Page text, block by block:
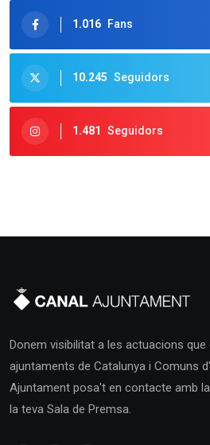
1.016 Fans
10.245 Seguidors
1.481 Seguidors
Donem visibilitat a les actuacions
ajuntaments de Catalunya i Comuns
Ajuntament posa't en contacte amb
la teva Sala de Premsa.